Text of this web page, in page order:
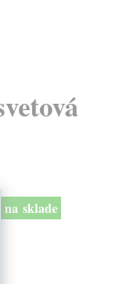
na sklade